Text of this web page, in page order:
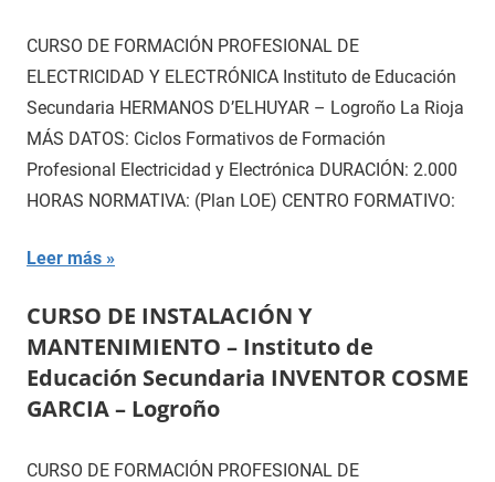
CURSO DE FORMACIÓN PROFESIONAL DE
ELECTRICIDAD Y ELECTRÓNICA Instituto de Educación
Secundaria HERMANOS D’ELHUYAR – Logroño La Rioja
MÁS DATOS: Ciclos Formativos de Formación
Profesional Electricidad y Electrónica DURACIÓN: 2.000
HORAS NORMATIVA: (Plan LOE) CENTRO FORMATIVO:
Leer más
CURSO DE INSTALACIÓN Y
MANTENIMIENTO – Instituto de
Educación Secundaria INVENTOR COSME
GARCIA – Logroño
CURSO DE FORMACIÓN PROFESIONAL DE